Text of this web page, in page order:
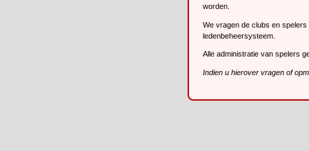
worden.
We vragen de clubs en spelers
ledenbeheersysteem.
Alle administratie van spelers
Indien u hierover vragen of